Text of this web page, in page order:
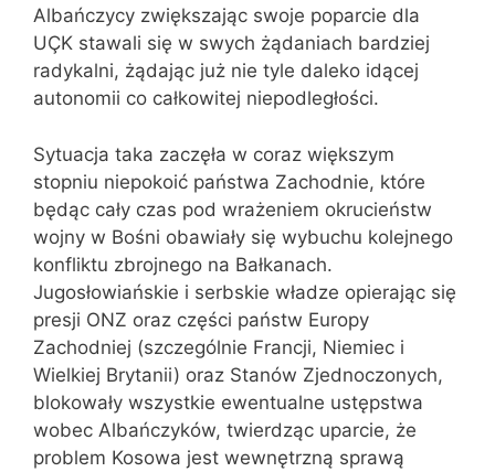
Albańczycy zwiększając swoje poparcie dla
UÇK stawali się w swych żądaniach bardziej
radykalni, żądając już nie tyle daleko idącej
autonomii co całkowitej niepodległości.
Sytuacja taka zaczęła w coraz większym
stopniu niepokoić państwa Zachodnie, które
będąc cały czas pod wrażeniem okrucieństw
wojny w Bośni obawiały się wybuchu kolejnego
konfliktu zbrojnego na Bałkanach.
Jugosłowiańskie i serbskie władze opierając się
presji ONZ oraz części państw Europy
Zachodniej (szczególnie Francji, Niemiec i
Wielkiej Brytanii) oraz Stanów Zjednoczonych,
blokowały wszystkie ewentualne ustępstwa
wobec Albańczyków, twierdząc uparcie, że
problem Kosowa jest wewnętrzną sprawą